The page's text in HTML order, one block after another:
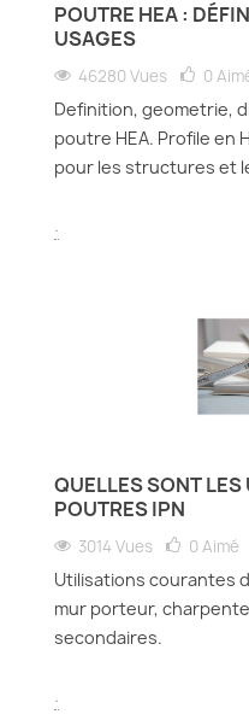
POUTRE HEA :
USAGES
46280 Vues 0
Definition, geometrie,
poutre HEA. Profile en
pour les structures et
.
QUELLES SONT
POUTRES IPN
3014 Vues 0 Aimé
Utilisations courantes
mur porteur,
secondaires.
.